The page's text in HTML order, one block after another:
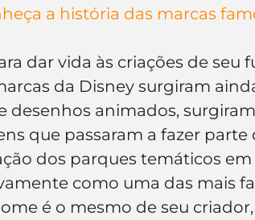
a história das marcas
dar vida às criações de seu
da Disney surgiram
desenhos animados,
que passaram a fazer
dos parques temáticos em
como uma das mais
é o mesmo de seu